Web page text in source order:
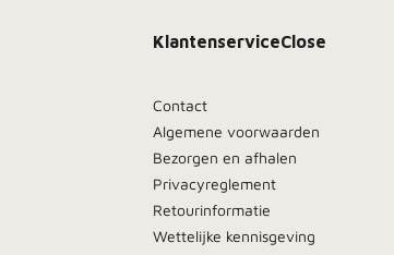
KlantenserviceClose
Contact
Algemene voorwaarden
Bezorgen en afhalen
Privacyreglement
Retourinformatie
Wettelijke kennisgeving